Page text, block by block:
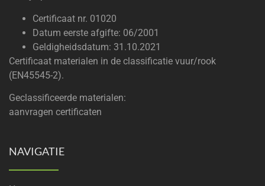
Certificaat nr. 01020
Datum eerste afgifte: 06/2001
Geldigheidsdatum: 31.10.2021
Certificaat materialen in de classificatie vuur/rook
(EN45545-2).
Geclassificeerde materialen:
aanvragen certificaten
NAVIGATIE